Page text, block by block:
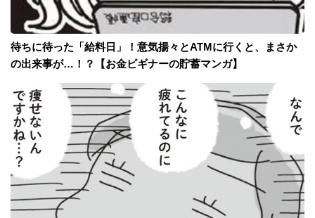
待ちに待った「給料日」！意気揚々とATMに行くと、まさか
の出来事が…！？【お金ビギナーの貯蓄マンガ】